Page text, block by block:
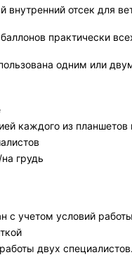
внутренний отсек для
практически
одним или
каждого из
грудь
с учетом условий
двух